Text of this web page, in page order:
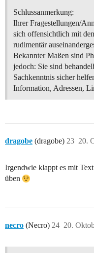
Schlussanmerkung:
Ihrer Fragestellungen/
sich offensichtlich mit
rudimentär
Bekannter Maßen sind
jedoch: Sie sind
Sachkenntnis sicher
Information, Adressen,
dragobe (dragobe) 20.
23
Irgendwie klappt es mit
üben
necro (Necro) 20.
24